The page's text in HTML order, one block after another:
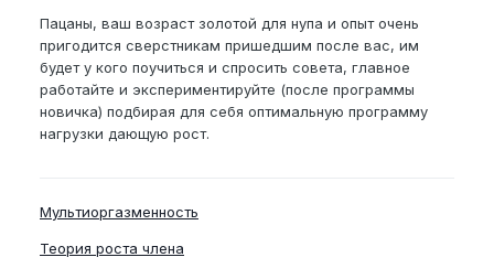
Пацаны, ваш возраст золотой для нупа и опыт очень
пригодится сверстникам пришедшим после вас, им
будет у кого поучиться и спросить совета, главное
работайте и экспериментируйте (после программы
новичка) подбирая для себя оптимальную программу
нагрузки дающую рост.
Мультиоргазменность
Теория роста члена